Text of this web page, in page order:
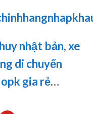
nhật bản,xe
di chuyển
gia rẻ…